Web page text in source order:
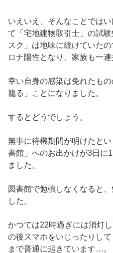
いえいえ、そんなことでは
て「宅地建物取引士」の試
スク」は地味に続けていた
ロナ陽性となり、家族も一連
幸い自身の感染は免れたも
籠る」ことになりました。
するとどうでしょう。
無事に待機期間が明けたと
書館」へのお出かけが3日に
ました。
図書館で勉強しなくなると
した。
かつては22時過ぎには消灯
の後スマホをいじったりし
まで普通に起きています…。